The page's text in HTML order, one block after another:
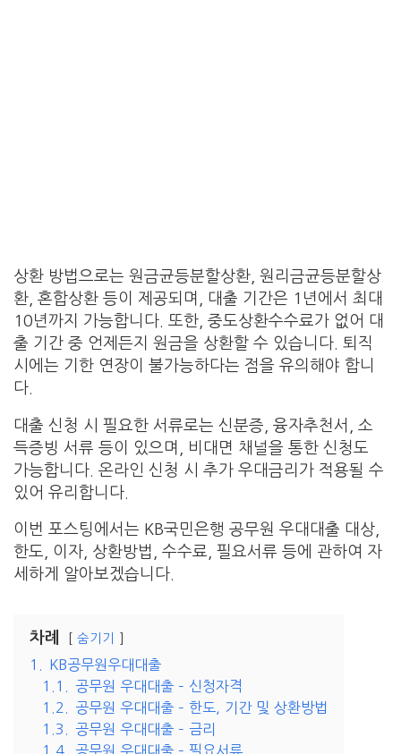
상환 방법으로는 원금균등분할상환, 원리금균등분할상
환, 혼합상환 등이 제공되며, 대출 기간은 1년에서 최대
10년까지 가능합니다. 또한, 중도상환수수료가 없어 대
출 기간 중 언제든지 원금을 상환할 수 있습니다. 퇴직
시에는 기한 연장이 불가능하다는 점을 유의해야 합니
다.
대출 신청 시 필요한 서류로는 신분증, 융자추천서, 소
득증빙 서류 등이 있으며, 비대면 채널을 통한 신청도
가능합니다. 온라인 신청 시 추가 우대금리가 적용될 수
있어 유리합니다.
이번 포스팅에서는 KB국민은행 공무원 우대대출 대상,
한도, 이자, 상환방법, 수수료, 필요서류 등에 관하여 자
세하게 알아보겠습니다.
차례 숨기기
1.
KB공무원우대대출
1.1.
공무원 우대대출 – 신청자격
1.2.
공무원 우대대출 – 한도, 기간 및 상환방법
1.3.
공무원 우대대출 – 금리
1.4.
공무원 우대대출 – 필요서류